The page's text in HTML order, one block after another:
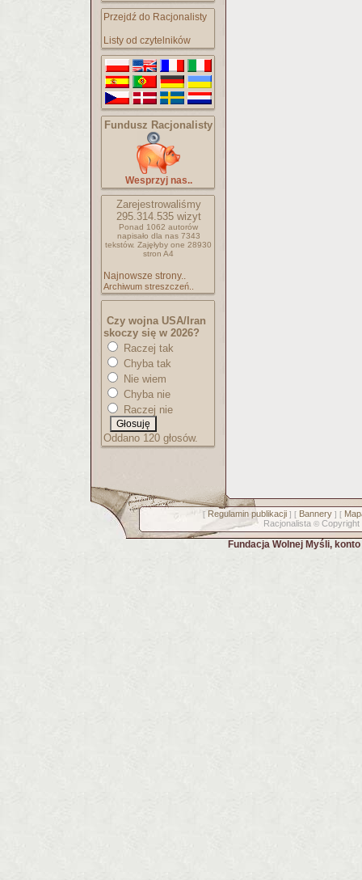
Przejdź do Racjonalisty
Listy od czytelników
Fundusz Racjonalisty
Wesprzyj nas..
Zarejestrowaliśmy
295.314.535wizyt
Ponad 1062 autorów
napisało dla nas 7343
tekstów. Zajęłyby one 28930
stron A4
Najnowsze strony..
Archiwum streszczeń..
Czy wojna USA/Iran
skoczy się w 2026?
Raczej tak
Chyba tak
Nie wiem
Chyba nie
Raczej nie
Oddano 120 głosów.
[ Regulamin publikacji] [ Bannery] [
Racjonalista © Copyright
Fundacja Wolnej Myśli,